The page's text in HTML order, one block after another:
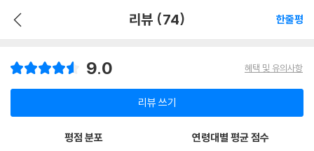
리뷰 (74) 한줄평
9.0 혜택 및 유의사항
리뷰 쓰기
평점 분포 연령대별 평균 점수